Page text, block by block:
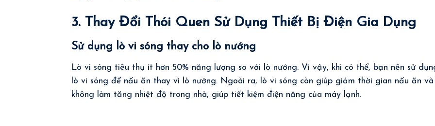
3. Thay Đổi Thói Quen Sử Dụng Thiết Bị Điện Gia Dụng
Sử dụng lò vi sóng thay cho lò nướng
Lò vi sóng tiêu thụ ít hơn 50% năng lượng so với lò nướng. Vì vậy, khi có thể, bạn nên sử
lò vi sóng để nấu ăn thay vì lò nướng. Ngoài ra, lò vi sóng còn giúp giảm thời gian nấu ăn và
không làm tăng nhiệt độ trong nhà, giúp tiết kiệm điện năng của máy lạnh.